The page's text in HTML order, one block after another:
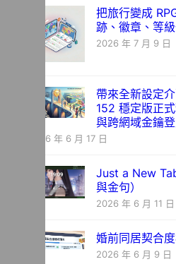
把旅行變成
跡、徽章、等
2026 年 7 月 9 日
帶來全新設定
152 穩定版正
與跨網域金鑰登
2026 年 6 月 17 日
Just a New
與金句）
2026 年 6 月 11 日
婚前同居契合
2026 年 6 月 9 日